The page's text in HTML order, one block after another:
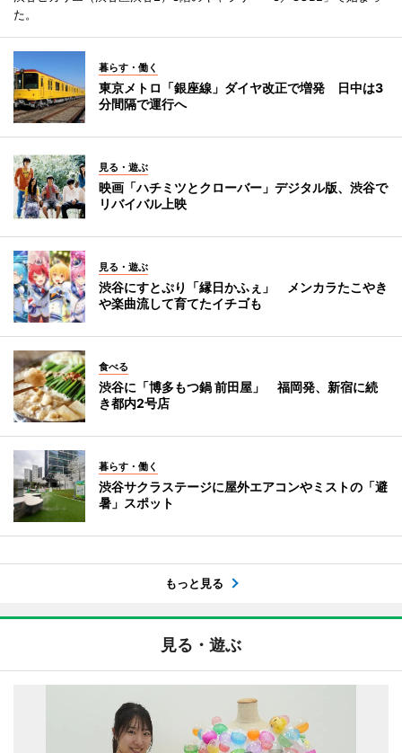
た。
暮らす・働く
東京メトロ「銀座線」ダイヤ改正で増発 日中は3
分間隔で運行へ
見る・遊ぶ
映画「ハチミツとクローバー」デジタル版、渋谷で
リバイバル上映
見る・遊ぶ
渋谷にすとぷり「縁日かふぇ」 メンカラたこやき
や楽曲流して育てたイチゴも
食べる
渋谷に「博多もつ鍋 前田屋」 福岡発、新宿に続
き都内2号店
暮らす・働く
渋谷サクラステージに屋外エアコンやミストの「避
暑」スポット
もっと見る
見る・遊ぶ